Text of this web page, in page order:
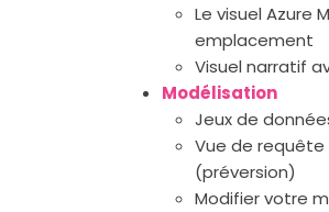
Le visuel Azure
emplacement
Visuel narratif
Modélisation
Jeux de
Vue de requête
(préversion)
Modifier votre